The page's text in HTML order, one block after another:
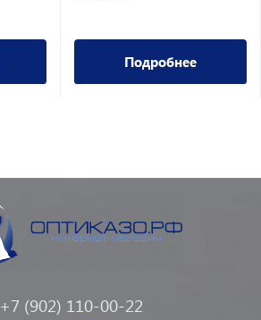
Подробнее
+7 (902) 110-00-22